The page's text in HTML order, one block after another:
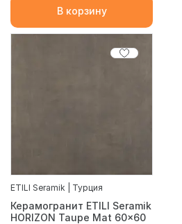
В корзину
ETILI Seramik | Турция
Керамогранит ETILI Seramik
HORIZON Taupe Mat 60x60